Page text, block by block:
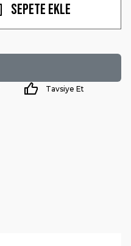
Sepete Ekle
Tavsiye Et